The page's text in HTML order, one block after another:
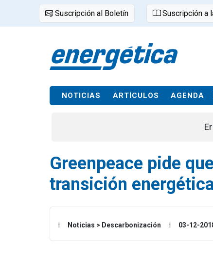
Suscripción al Boletín Suscripción a
NOTICIAS ARTÍCULOS AGENDA
Greenpeace pide
transición
Noticias > Descarbonización 03-12-